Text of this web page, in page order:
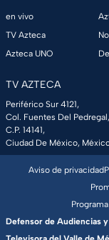
en vivo
TV Azteca
Azteca UNO
TV AZTECA
Periférico Sur 4121,
Col. Fuentes Del Pedregal,
C.P. 14141,
Ciudad De México,
Aviso de privacidad
Defensor de Audiencias